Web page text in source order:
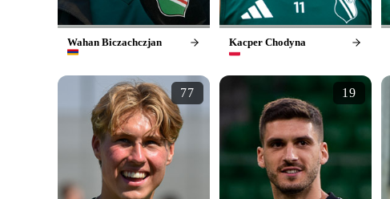
Wahan Biczachczjan Kacper Chodyna
77 19